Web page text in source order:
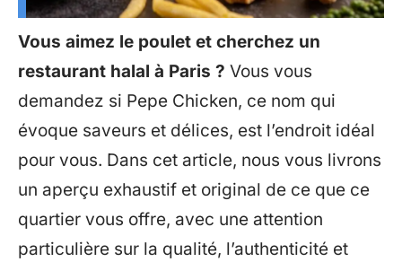
Vous aimez le poulet et cherchez un
restaurant halal à Paris ? Vous vous
demandez si Pepe Chicken, ce nom qui
évoque saveurs et délices, est l’endroit idéal
pour vous. Dans cet article, nous vous livrons
un aperçu exhaustif et original de ce que ce
quartier vous offre, avec une attention
particulière sur la qualité, l’authenticité et